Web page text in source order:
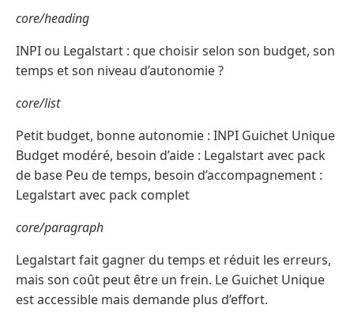
core/heading
INPI ou Legalstart : que choisir selon son budget, son
temps et son niveau d’autonomie ?
core/list
Petit budget, bonne autonomie : INPI Guichet Unique
Budget modéré, besoin d’aide : Legalstart avec pack
de base Peu de temps, besoin d’accompagnement :
Legalstart avec pack complet
core/paragraph
Legalstart fait gagner du temps et réduit les erreurs,
mais son coût peut être un frein. Le Guichet Unique
est accessible mais demande plus d’effort.